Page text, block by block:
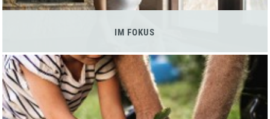
IM FOKUS